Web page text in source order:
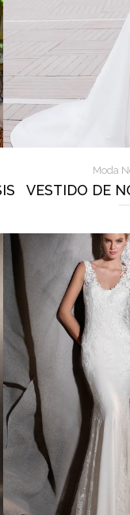
Moda
VESTIDO DE